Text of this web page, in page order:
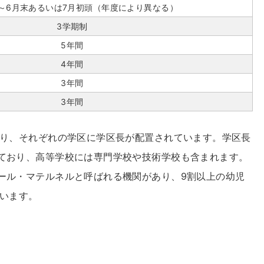
6月末あるいは7月初頭（年度により異なる）
3学期制
5年間
4年間
3年間
3年間
、それぞれの学区に学区長が配置されています。学区長
り、高等学校には専門学校や技術学校も含まれます。
ル・マテルネルと呼ばれる機関があり、9割以上の幼児
ます。